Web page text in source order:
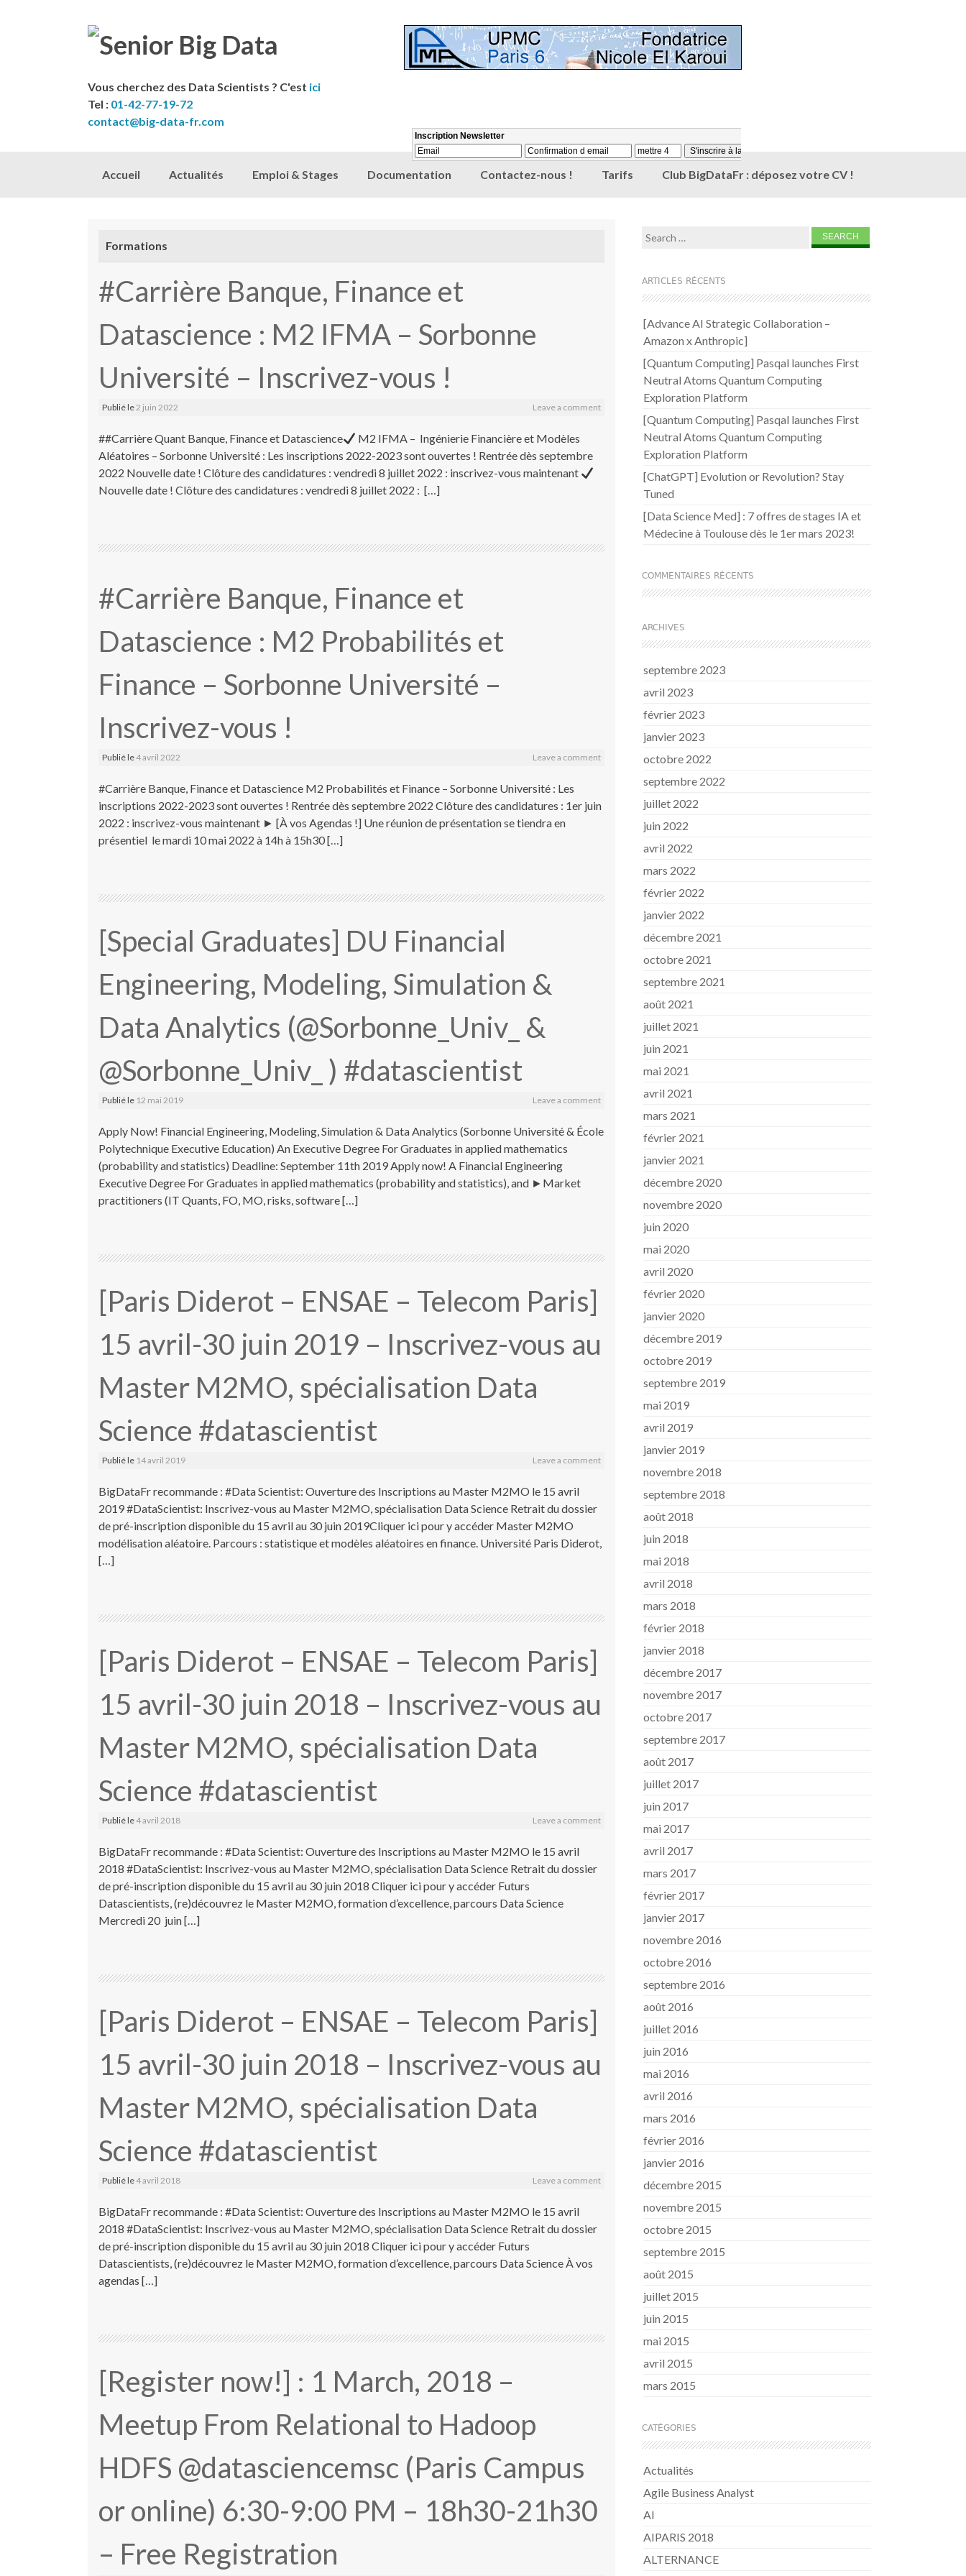
Vous cherchez des Data Scientists ? C'est ici
Tel : 01-42-77-19-72
contact@big-data-fr.com
Skip to content
Accueil Actualités Emploi & Stages Documentation Contactez-nous ! Tarifs Club BigDataFr : déposez votre CV !
Formations
#Carrière Banque, Finance et
Datascience : M2 IFMA – Sorbonne
Université – Inscrivez-vous !
Publié le2 juin 2022 Leave a comment
##Carrière Quant Banque, Finance et Datascience
M2 IFMA – Ingénierie Financière et Modèles
Aléatoires – Sorbonne Université : Les inscriptions 2022-2023 sont ouvertes ! Rentrée dès septembre
2022 Nouvelle date ! Clôture des candidatures : vendredi 8 juillet 2022 : inscrivez-vous maintenant
Nouvelle date ! Clôture des candidatures : vendredi 8 juillet 2022 : […]
#Carrière Banque, Finance et
Datascience : M2 Probabilités et
Finance – Sorbonne Université –
Inscrivez-vous !
Publié le 4 avril 2022 Leave a comment
#Carrière Banque, Finance et Datascience M2 Probabilités et Finance – Sorbonne Université : Les
inscriptions 2022-2023 sont ouvertes ! Rentrée dès septembre 2022 Clôture des candidatures : 1er juin
2022 : inscrivez-vous maintenant ► [À vos Agendas !] Une réunion de présentation se tiendra en
présentiel le mardi 10 mai 2022 à 14h à 15h30 […]
[Special Graduates] DU Financial
Engineering, Modeling, Simulation &
Data Analytics (@Sorbonne_Univ_ &
@Sorbonne_Univ_ ) #datascientist
Publié le 12 mai 2019 Leave a comment
Apply Now! Financial Engineering, Modeling, Simulation & Data Analytics (Sorbonne Université & École
Polytechnique Executive Education) An Executive Degree For Graduates in applied mathematics
(probability and statistics) Deadline: September 11th 2019 Apply now! A Financial Engineering
Executive Degree For Graduates in applied mathematics (probability and statistics), and ►Market
practitioners (IT Quants, FO, MO, risks, software […]
[Paris Diderot – ENSAE – Telecom Paris]
15 avril-30 juin 2019 – Inscrivez-vous au
Master M2MO, spécialisation Data
Science #datascientist
Publié le 14 avril 2019 Leave a comment
BigDataFr recommande : #Data Scientist: Ouverture des Inscriptions au Master M2MO le 15 avril
2019 #DataScientist: Inscrivez-vous au Master M2MO, spécialisation Data Science Retrait du dossier
de pré-inscription disponible du 15 avril au 30 juin 2019Cliquer ici pour y accéder Master M2MO
modélisation aléatoire. Parcours : statistique et modèles aléatoires en finance. Université Paris Diderot,
[…]
[Paris Diderot – ENSAE – Telecom Paris]
15 avril-30 juin 2018 – Inscrivez-vous au
Master M2MO, spécialisation Data
Science #datascientist
Publié le 4 avril 2018 Leave a comment
BigDataFr recommande : #Data Scientist: Ouverture des Inscriptions au Master M2MO le 15 avril
2018 #DataScientist: Inscrivez-vous au Master M2MO, spécialisation Data Science Retrait du dossier
de pré-inscription disponible du 15 avril au 30 juin 2018 Cliquer ici pour y accéder Futurs
Datascientists, (re)découvrez le Master M2MO, formation d’excellence, parcours Data Science
Mercredi 20 juin […]
[Paris Diderot – ENSAE – Telecom Paris]
15 avril-30 juin 2018 – Inscrivez-vous au
Master M2MO, spécialisation Data
Science #datascientist
Publié le 4 avril 2018 Leave a comment
BigDataFr recommande : #Data Scientist: Ouverture des Inscriptions au Master M2MO le 15 avril
2018 #DataScientist: Inscrivez-vous au Master M2MO, spécialisation Data Science Retrait du dossier
de pré-inscription disponible du 15 avril au 30 juin 2018 Cliquer ici pour y accéder Futurs
Datascientists, (re)découvrez le Master M2MO, formation d’excellence, parcours Data Science À vos
agendas […]
[Register now!] : 1 March, 2018 –
Meetup From Relational to Hadoop
HDFS @datasciencemsc (Paris Campus
or online) 6:30-9:00 PM – 18h30-21h30
– Free Registration
Search for:
ARTICLES RÉCENTS
[Advance AI Strategic Collaboration –
Amazon x Anthropic]
[Quantum Computing] Pasqal launches First
Neutral Atoms Quantum Computing
Exploration Platform
[Quantum Computing] Pasqal launches First
Neutral Atoms Quantum Computing
Exploration Platform
[ChatGPT] Evolution or Revolution? Stay
Tuned
[Data Science Med] : 7 offres de stages IA et
Médecine à Toulouse dès le 1er mars 2023!
COMMENTAIRES RÉCENTS
ARCHIVES
septembre 2023
avril 2023
février 2023
janvier 2023
octobre 2022
septembre 2022
juillet 2022
juin 2022
avril 2022
mars 2022
février 2022
janvier 2022
décembre 2021
octobre 2021
septembre 2021
août 2021
juillet 2021
juin 2021
mai 2021
avril 2021
mars 2021
février 2021
janvier 2021
décembre 2020
novembre 2020
juin 2020
mai 2020
avril 2020
février 2020
janvier 2020
décembre 2019
octobre 2019
septembre 2019
mai 2019
avril 2019
janvier 2019
novembre 2018
septembre 2018
août 2018
juin 2018
mai 2018
avril 2018
mars 2018
février 2018
janvier 2018
décembre 2017
novembre 2017
octobre 2017
septembre 2017
août 2017
juillet 2017
juin 2017
mai 2017
avril 2017
mars 2017
février 2017
janvier 2017
novembre 2016
octobre 2016
septembre 2016
août 2016
juillet 2016
juin 2016
mai 2016
avril 2016
mars 2016
février 2016
janvier 2016
décembre 2015
novembre 2015
octobre 2015
septembre 2015
août 2015
juillet 2015
juin 2015
mai 2015
avril 2015
mars 2015
CATÉGORIES
Actualités
Agile Business Analyst
AI
AIPARIS 2018
ALTERNANCE